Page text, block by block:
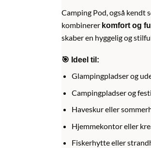
Camping Pod, også kendt
kombinerer komfort og
skaber en hyggelig og
🎯 Ideel til:
Glampingpladser og
Campingpladser og
Haveskur eller
Hjemmekontor eller
Fiskerhytte eller